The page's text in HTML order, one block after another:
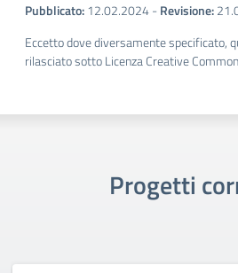
Pubblicato:12.02.2024-Revisione:
Eccetto dove diversamente specificato,
rilasciato sotto Licenza Creative
Progetti